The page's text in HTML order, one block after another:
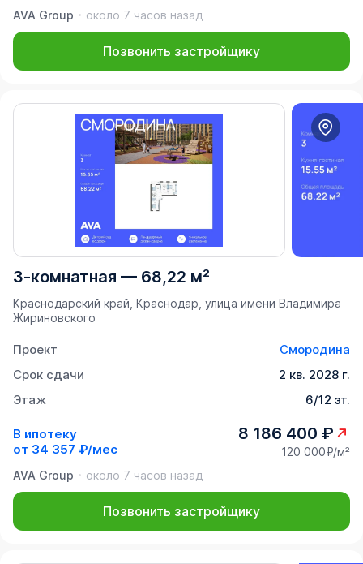
AVA Group
около 7 часов назад
Позвонить застройщику
3-комнатная — 68,22 м²
Краснодарский край, Краснодар, улица имени Владимира
Жириновского
Проект
Смородина
Срок сдачи
2 кв. 2028 г.
Этаж
6/12 эт.
В ипотеку
от 34 357 ₽/мес
8 186 400 ₽
120 000₽/м²
AVA Group
около 7 часов назад
Позвонить застройщику